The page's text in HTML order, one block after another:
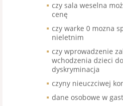
czy sala weselna
cenę
czy warke 0 mozna
nieletnim
czy wprowadzenie
wchodzenia dzieci
dyskryminacja
czyny nieuczciwej
dane osobowe w